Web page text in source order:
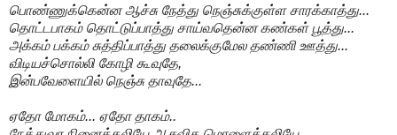
பொண்ணுக்கென்ன ஆச்சு நேத்து நெஞ்சுக்குள்ள சாரக்காத்து...
தொட்டபாகம் தொட்டுப்பாத்து சாய்வதென்ன கண்கள் பூத்து...
அக்கம் பக்கம் சுத்திப்பாத்து தலைக்குமேல தண்ணி ஊத்து...
விடியச்சொல்லி கோழி கூவுதே,
இன்பவேளையில் நெஞ்சு தாவுதே...
ஏதோ மோகம்... ஏதோ தாகம்..